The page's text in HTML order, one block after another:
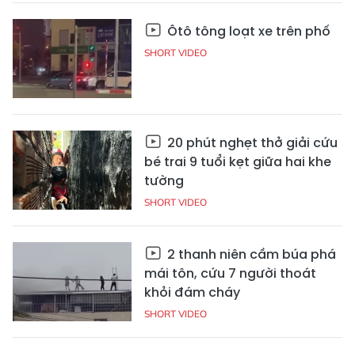
Ôtô tông loạt xe trên phố
SHORT VIDEO
20 phút nghẹt thở giải cứu
bé trai 9 tuổi kẹt giữa hai khe
tường
SHORT VIDEO
2 thanh niên cầm búa phá
mái tôn, cứu 7 người thoát
khỏi đám cháy
SHORT VIDEO